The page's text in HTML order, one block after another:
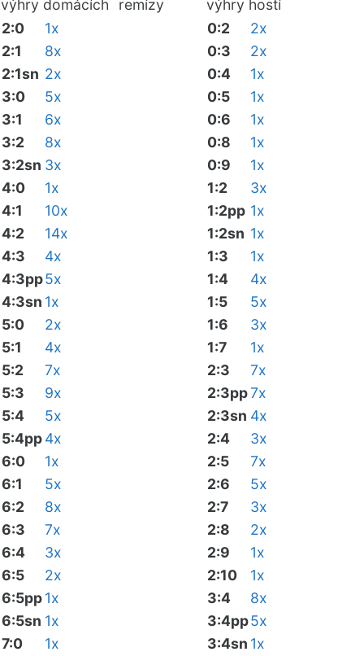
výhry domácích remízy výhry hostí
2:0
1x
2:1
8x
2:1sn 2x
3:0
5x
3:1
6x
3:2
8x
3:2sn 3x
4:0
1x
4:1
10x
4:2
14x
4:3
4x
4:3pp5x
4:3sn 1x
5:0
2x
5:1
4x
5:2
7x
5:3
9x
5:4
5x
5:4pp4x
6:0
1x
6:1
5x
6:2
8x
6:3
7x
6:4
3x
6:5
2x
6:5pp1x
6:5sn 1x
7:0
1x
0:2
2x
0:3
2x
0:4
1x
0:5
1x
0:6
1x
0:8
1x
0:9
1x
1:2
3x
1:2pp 1x
1:2sn 1x
1:3
1x
1:4
4x
1:5
5x
1:6
3x
1:7
1x
2:3
7x
2:3pp7x
2:3sn 4x
2:4
3x
2:5
7x
2:6
5x
2:7
3x
2:8
2x
2:9
1x
2:10
1x
3:4
8x
3:4pp5x
3:4sn 1x